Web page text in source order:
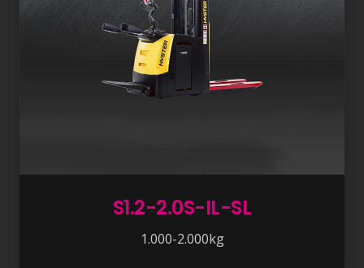
S1.2-2.0S-IL-SL
1.000-2.000kg